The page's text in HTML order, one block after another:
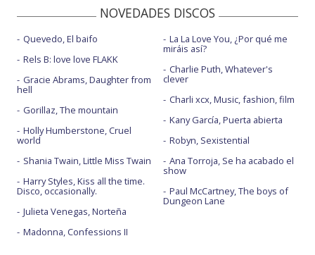
NOVEDADES DISCOS
Quevedo, El baifo
Rels B: love love FLAKK
Gracie Abrams, Daughter from
hell
Gorillaz, The mountain
Holly Humberstone, Cruel
world
Shania Twain, Little Miss Twain
Harry Styles, Kiss all the time.
Disco, occasionally.
Julieta Venegas, Norteña
Madonna, Confessions II
La La Love You, ¿Por qué me
miráis así?
Charlie Puth, Whatever's
clever
Charli xcx, Music, fashion, film
Kany García, Puerta abierta
Robyn, Sexistential
Ana Torroja, Se ha acabado el
show
Paul McCartney, The boys of
Dungeon Lane